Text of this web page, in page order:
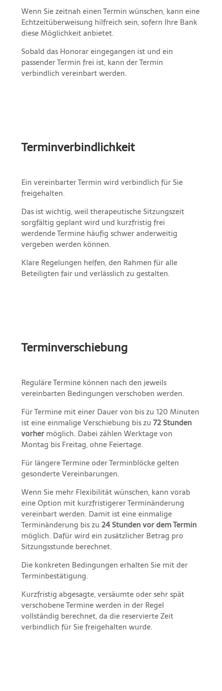
Wenn Sie zeitnah einen Termin wünschen, kann eine
Echtzeitüberweisung hilfreich sein, sofern Ihre Bank
diese Möglichkeit anbietet.
Sobald das Honorar eingegangen ist und ein
passender Termin frei ist, kann der Termin
verbindlich vereinbart werden.
Terminverbindlichkeit
Ein vereinbarter Termin wird verbindlich für Sie
freigehalten.
Das ist wichtig, weil therapeutische Sitzungszeit
sorgfältig geplant wird und kurzfristig frei
werdende Termine häufig schwer anderweitig
vergeben werden können.
Klare Regelungen helfen, den Rahmen für alle
Beteiligten fair und verlässlich zu gestalten.
Terminverschiebung
Reguläre Termine können nach den jeweils
vereinbarten Bedingungen verschoben werden.
Für Termine mit einer Dauer von bis zu 120 Minuten
ist eine einmalige Verschiebung bis zu 72 Stunden
vorhermöglich. Dabei zählen Werktage von
Montag bis Freitag, ohne Feiertage.
Für längere Termine oder Terminblöcke gelten
gesonderte Vereinbarungen.
Wenn Sie mehr Flexibilität wünschen, kann vorab
eine Option mit kurzfristigerer Terminänderung
vereinbart werden. Damit ist eine einmalige
Terminänderung bis zu 24 Stunden vor dem Termin
möglich. Dafür wird ein zusätzlicher Betrag pro
Sitzungsstunde berechnet.
Die konkreten Bedingungen erhalten Sie mit der
Terminbestätigung.
Kurzfristig abgesagte, versäumte oder sehr spät
verschobene Termine werden in der Regel
vollständig berechnet, da die reservierte Zeit
verbindlich für Sie freigehalten wurde.